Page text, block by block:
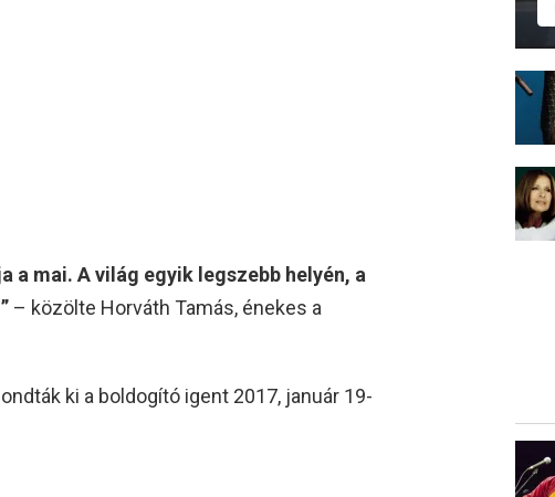
a mai. A világ egyik legszebb helyén, a
– közölte Horváth Tamás, énekes a
ki a boldogító igent 2017, január 19-